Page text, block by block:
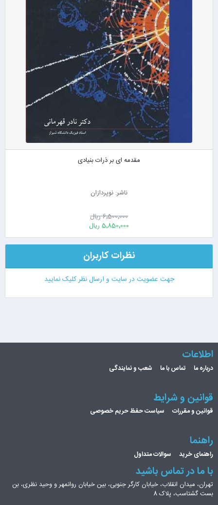
مقدمه ای بر ذرات بنیادی
ناشر: نوپردازان
6٬500٬000 ریال
5٬850٬000 ریال
نظرات کاربران
جهت عضویت در سایت و ارسال نظر کلیک نمایید
اطلاعات
درباره ما تماس با ما شعب و نمایندگی
قوانین و شرایط
قوانین و مقررات سیاست حفظ حریم خصوصی
راهنما
راهنمای خرید سوالات متداول
با ما در تماس باشید
تهران، میدان انقلاب، خیابان کارگر جنوبی، بین خیابان روانمهر و وحید نظری، بن
بست گشتاسب، پلاک 8